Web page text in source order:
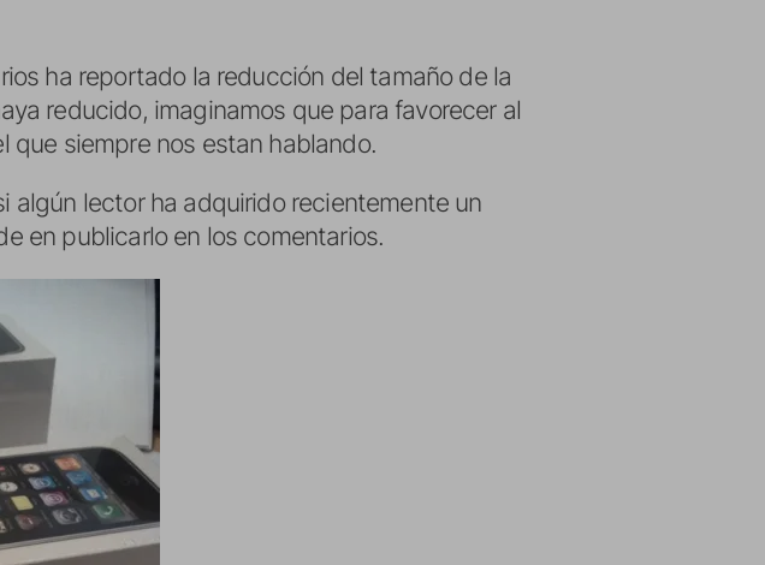
ha reportado la reducción del tamaño de la
reducido, imaginamos que para favorecer al
siempre nos estan hablando.
algún lector ha adquirido recientemente un
en publicarlo en los comentarios.